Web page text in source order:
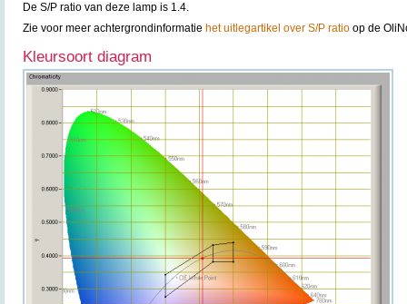
De S/P ratio van deze lamp is 1.4.
Zie voor meer achtergrondinformatie het uitlegartikel over S/P ratio op de
Kleursoort diagram